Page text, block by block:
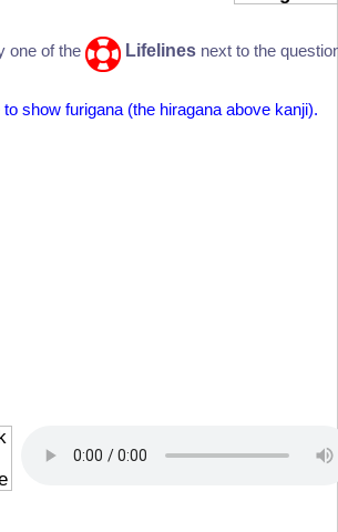
one of the Lifelines next to the
show furigana (the hiragana above kanji).